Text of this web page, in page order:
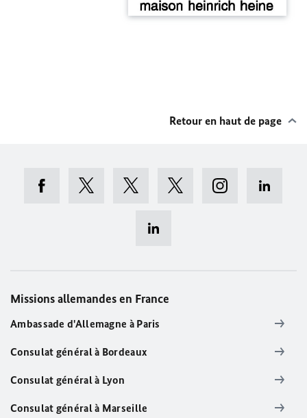
Retour en haut de page
Missions allemandes en France
Ambassade d'Allemagne à Paris
Consulat général à Bordeaux
Consulat général à Lyon
Consulat général à Marseille